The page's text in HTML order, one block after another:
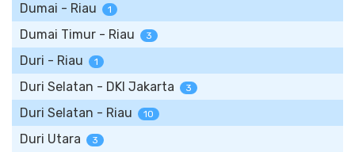
Dumai - Riau 1
Dumai Timur - Riau 3
Duri - Riau 1
Duri Selatan - DKI Jakarta 3
Duri Selatan - Riau 10
Duri Utara 3